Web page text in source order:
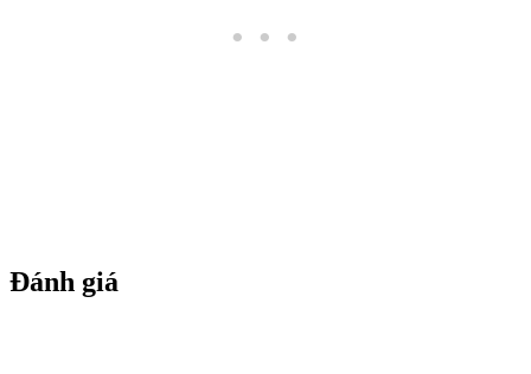
Đánh giá